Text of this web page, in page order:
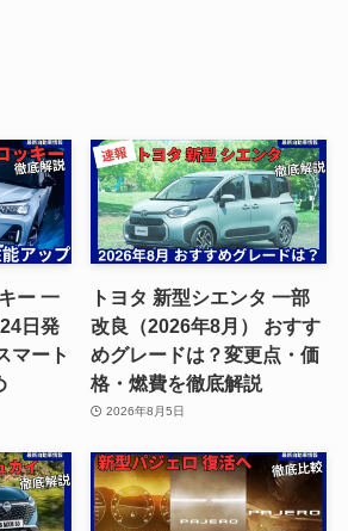
ー 一
日発
マート
トヨタ 新型シエンタ 一部
改良（2026年8月） おすす
めグレードは？変更点・価
格・燃費を徹底解説
2026年8月5日